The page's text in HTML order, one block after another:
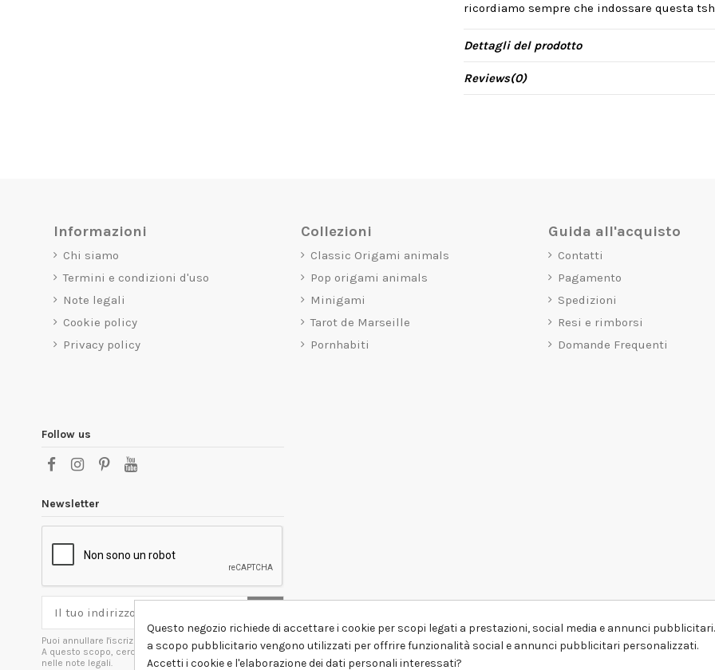
ricordiamo sempre che indossare questa
Dettagli del prodotto
Reviews(0)
Informazioni
Chi siamo
Termini e condizioni d'uso
Note legali
Cookie policy
Privacy policy
Collezioni
Classic Origami animals
Pop origami animals
Minigami
Tarot de Marseille
Pornhabiti
Guida all'acquisto
Contatti
Pagamento
Spedizioni
Resi e rimborsi
Domande Frequenti
Follow us
Newsletter
Puoi annullare l'iscrizione in ogni momenti.
A questo scopo, cerca le info di contatto
nelle note legali.
Questo negozio richiede di accettare i cookie per scopi legati a prestazioni, social media e annunci
a scopo pubblicitario vengono utilizzati per offrire funzionalità social e annunci pubblicitari personalizzati.
Accetti i cookie e l'elaborazione dei dati personali interessati?